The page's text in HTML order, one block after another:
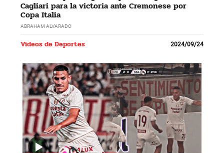
Cagliari para la victoria ante Cremonese por
Copa Italia
ABRAHAM ALVARADO
Videos de Deportes 2024/09/24